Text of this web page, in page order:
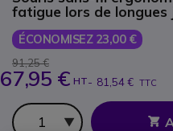
fatigue lors de longues
ÉCONOMISEZ 23,00 €
91,25 €
67,95 € HT- 81,54 € TTC
Qté